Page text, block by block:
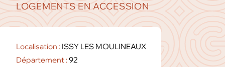
LOGEMENTS EN ACCESSION
Localisation : ISSY LES MOULINEAUX
Département :92